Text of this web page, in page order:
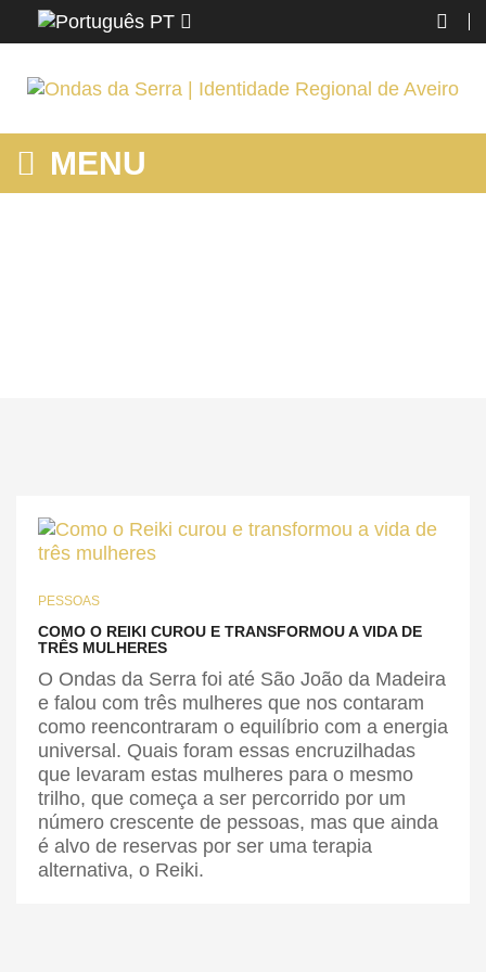
PT
MENU
PESSOAS
COMO O REIKI CUROU E TRANSFORMOU A VIDA DE
TRÊS MULHERES
O Ondas da Serra foi até São João da Madeira
e falou com três mulheres que nos contaram
como reencontraram o equilíbrio com a energia
universal. Quais foram essas encruzilhadas
que levaram estas mulheres para o mesmo
trilho, que começa a ser percorrido por um
número crescente de pessoas, mas que ainda
é alvo de reservas por ser uma terapia
alternativa, o Reiki.